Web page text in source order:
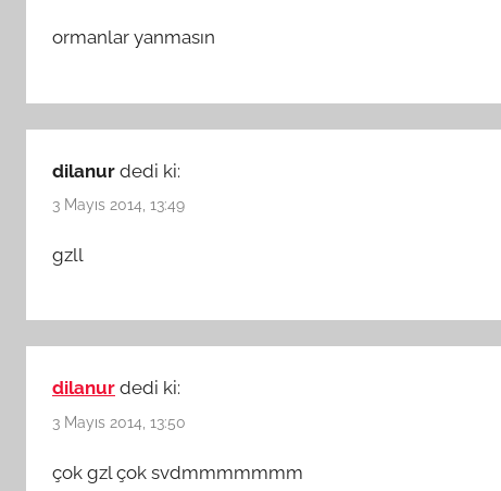
ormanlar yanmasın
dilanur dedi ki:
3 Mayıs 2014, 13:49
gzll
dilanur dedi ki:
3 Mayıs 2014, 13:50
çok gzl çok svdmmmmmmm